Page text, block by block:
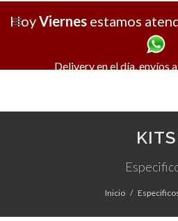
HoyViernesestamos
Delivery en el día, envíos
KITS
Inicio